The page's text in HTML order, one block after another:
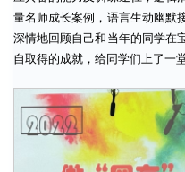
量名师成长案例，语言生动幽默
深情地回顾自己和当年的同学在
自取得的成就，给同学们上了一